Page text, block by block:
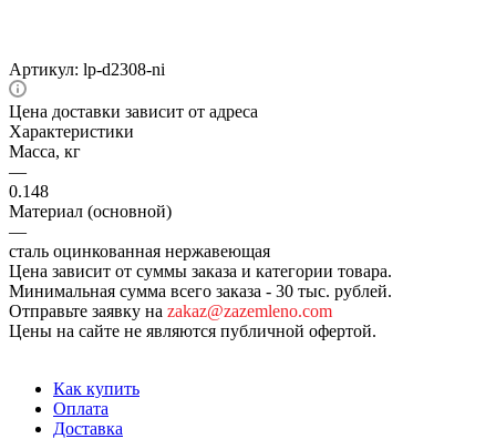
Артикул: lp-d2308-ni
Цена доставки зависит от адреса
Характеристики
Масса, кг
—
0.148
Материал (основной)
—
сталь оцинкованная нержавеющая
Цена зависит от суммы заказа и категории товара.
Минимальная сумма всего заказа - 30 тыс. рублей.
Отправьте заявку на zakaz@zazemleno.com
Цены на сайте не являются публичной офертой.
Как купить
Оплата
Доставка